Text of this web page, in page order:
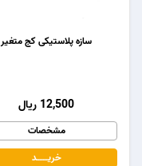
سازه پلاستیکی کج متغیر
12,500 ریال
مشخصات
خریـــــــد